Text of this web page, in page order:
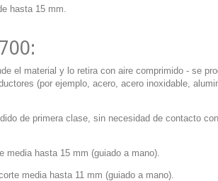
hasta 15 mm.
el material y lo retira con aire comprimido - se
(por ejemplo, acero, acero inoxidable,
de primera clase, sin necesidad de contacto
media hasta 15 mm (guiado a mano).
media hasta 11 mm (guiado a mano).